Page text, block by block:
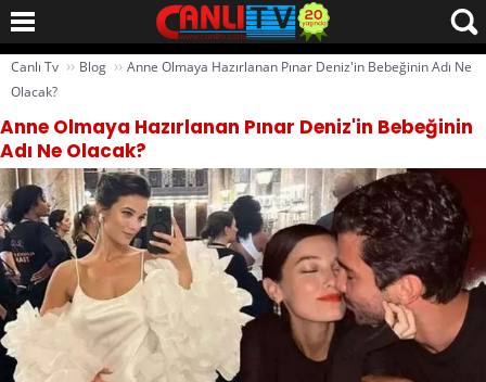
Canlı Tv ›› Blog ›› Anne Olmaya Hazırlanan Pınar Deniz'in Bebeğinin Adı Ne
Olacak?
Anne Olmaya Hazırlanan Pınar Deniz'in Bebeğinin
Adı Ne Olacak?